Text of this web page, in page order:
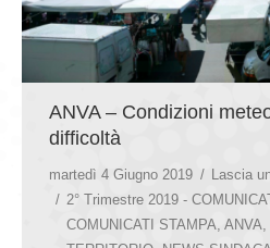
ANVA – Condizioni
difficoltà
martedì 4 Giugno 2019
Lascia
2° Trimestre 2019 -
COMUNICATI STAMPA ANVA